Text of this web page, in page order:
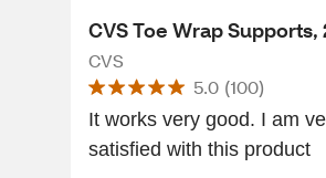
CVS Toe Wrap Supports,
CVS
5.0 (100)
It works very good. I am
satisfied with this product